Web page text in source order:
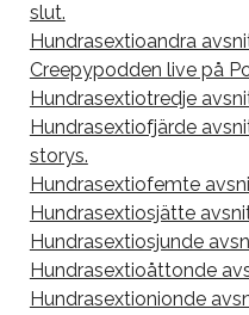
slut.
Hundrasextioandra
Creepypodden live på
Hundrasextiotredje
Hundrasextiofjärde
storys.
Hundrasextiofemte
Hundrasextiosjätte
Hundrasextiosjunde
Hundrasextioåttonde
Hundrasextionionde